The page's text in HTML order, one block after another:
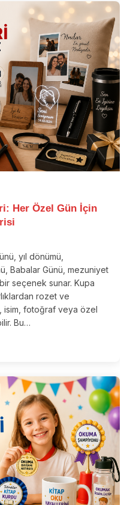
Her Özel Gün İçin
yıl dönümü,
Babalar Günü, mezuniyet
seçenek sunar. Kupa
rozet ve
isim, fotoğraf veya özel
Bu…